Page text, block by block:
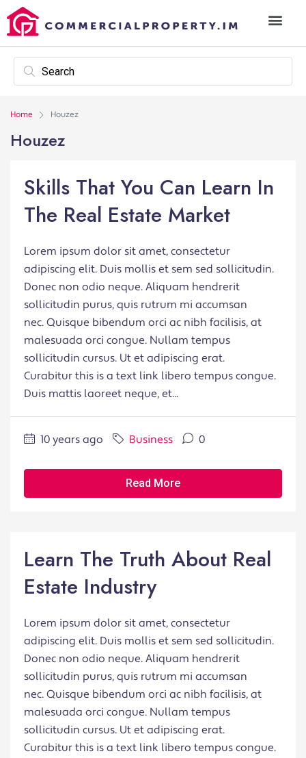
Home Houzez
Houzez
Skills That You Can Learn In
The Real Estate Market
Lorem ipsum dolor sit amet, consectetur
adipiscing elit. Duis mollis et sem sed sollicitudin.
Donec non odio neque. Aliquam hendrerit
sollicitudin purus, quis rutrum mi accumsan
nec. Quisque bibendum orci ac nibh facilisis, at
malesuada orci congue. Nullam tempus
sollicitudin cursus. Ut et adipiscing erat.
Curabitur this is a text link libero tempus congue.
Duis mattis laoreet neque, et...
10 years ago Business 0
Read More
Learn The Truth About Real
Estate Industry
Lorem ipsum dolor sit amet, consectetur
adipiscing elit. Duis mollis et sem sed sollicitudin.
Donec non odio neque. Aliquam hendrerit
sollicitudin purus, quis rutrum mi accumsan
nec. Quisque bibendum orci ac nibh facilisis, at
malesuada orci congue. Nullam tempus
sollicitudin cursus. Ut et adipiscing erat.
Curabitur this is a text link libero tempus congue.